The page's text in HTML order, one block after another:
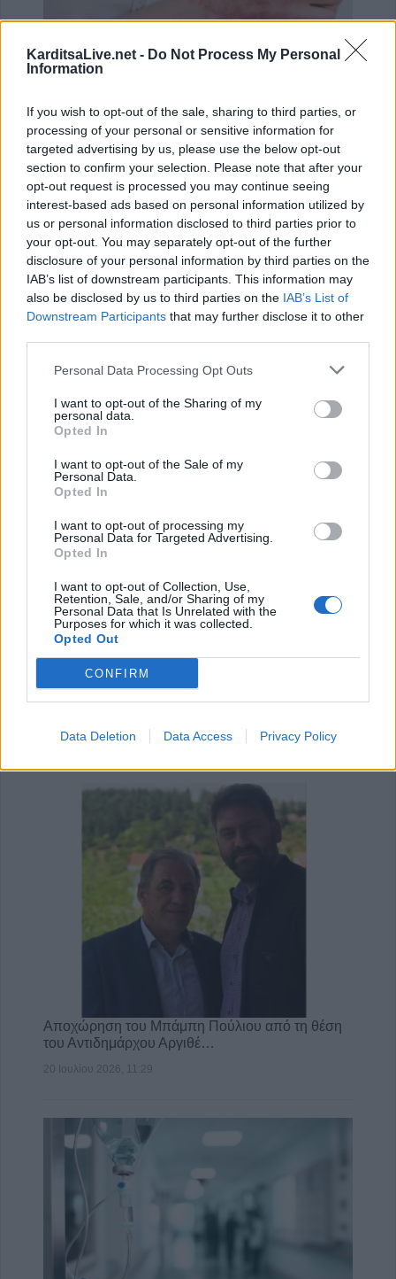
KarditsaLive.net - Do Not Process My Personal
Information
If you wish to opt-out of the sale, sharing to third parties, or
processing of your personal or sensitive information for
targeted advertising by us, please use the below opt-out
section to confirm your selection. Please note that after your
opt-out request is processed you may continue seeing
interest-based ads based on personal information utilized by
us or personal information disclosed to third parties prior to
your opt-out. You may separately opt-out of the further
disclosure of your personal information by third parties on the
IAB’s list of downstream participants. This information may
also be disclosed by us to third parties on the IAB’s List of
Downstream Participants that may further disclose it to other
Personal Data Processing Opt Outs
I want to opt-out of the Sharing of my
personal data.
Opted In
I want to opt-out of the Sale of my
Personal Data.
Opted In
I want to opt-out of processing my
Personal Data for Targeted Advertising.
Opted In
I want to opt-out of Collection, Use,
Retention, Sale, and/or Sharing of my
Personal Data that Is Unrelated with the
Purposes for which it was collected.
Opted Out
CONFIRM
Data Deletion Data Access Privacy Policy
ίσως προσφέρουν πρόσθε…
25 Ιουλίου 2026, 08:29
επιταχύνουν τη γνωστικ…
24 Ιουλίου 2026, 10:19
Υγεία: Ο θόρυβος των δρόμων αυξάνει τον
21 Ιουλίου 2026, 10:18
Αποχώρηση του Μπάμπη Πούλιου από τη θέση
του Αντιδημάρχου Αργιθέ…
20 Ιουλίου 2026, 11:29